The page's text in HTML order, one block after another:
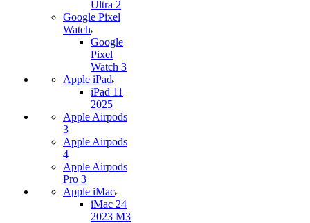
Ultra 2
Google Pixel
Watch
Google
Pixel
Watch 3
Apple iPad
iPad 11
2025
Apple Airpods
3
Apple Airpods
4
Apple Airpods
Pro 3
Apple iMac
iMac 24
2023 M3